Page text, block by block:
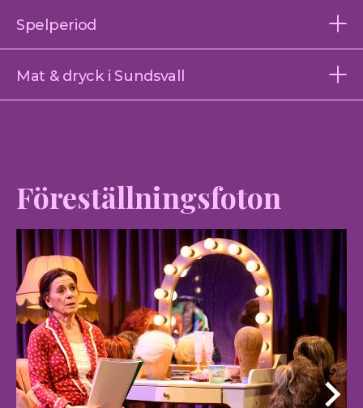
Spelperiod
Mat & dryck i Sundsvall
Föreställningsfoton